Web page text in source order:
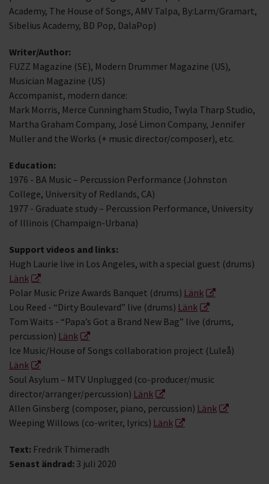
Academy, The House of Songs, AMV Talpa, By:Larm/Gramart,
Sibelius Academy, BD Pop, DalaPop)
Writer/Author:
FUZZ Magazine (SE), Modern Drummer Magazine (US),
Musician Magazine (US)
Accompanist, modern dance:
Mark Morris, Merce Cunningham Studio, Twyla Tharp Studio,
Martha Graham Company, José Limon Company, Jennifer
Muller and the Works (+ music director/composer), etc.
Education:
1976 - BA Music – Percussion Performance (Johnston
College, University of Redlands, CA)
1977 - Graduate study – Percussion Performance, University
of Illinois (Champaign-Urbana)
Support videos and links:
Hugh Laurie live in Los Angeles, with a special guest (drums)
Länk
Polar Music Prize Awards Banquet (drums) Länk
Lou Reed - “Dirty Boulevard” live (drums) Länk
Tom Waits - “Papa’s Got a Brand New Bag” live (drums,
percussion) Länk
Ice Music/House of Songs collaboration project (Luleå)
Länk
Soul Asylum – MTV Unplugged (co-producer/music
director/arranger/percussion) Länk
Allen Ginsberg (composer, piano, percussion) Länk
Weeping Willows (co-writer, lyrics) Länk
Text: Fredrik Thimeradh
Senast ändrad: 3 juli 2020